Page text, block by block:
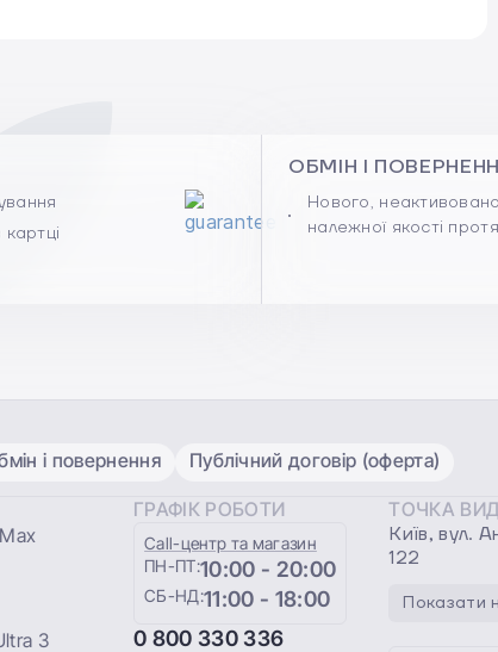
ОБМІН І
Нового,
належної якості
і повернення Публічний договір (оферта)
3
ГРАФІК РОБОТИ
Сall-центр та магазин
ПН-ПТ:10:00 - 20:00
СБ-НД:11:00 - 18:00
0 800 330 336
ТОЧКА
Київ, вул.
122
Показати